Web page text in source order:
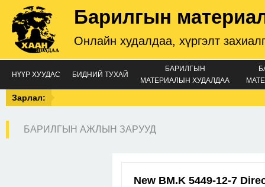
Барилгын
Онлайн худалдаа, хүргэлт
НҮҮР ХУУДАС БИДНИЙ ТУХАЙ
БАРИЛГЫН
МАТЕРИАЛЫН ХУДАЛДАА
Зарлал:
БАРИЛГЫН АЖЛЫН ЗАРУУД
New BM.K 5449-12-7